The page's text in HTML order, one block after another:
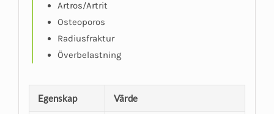
Artros/Artrit
Osteoporos
Radiusfraktur
Överbelastning
Egenskap Värde